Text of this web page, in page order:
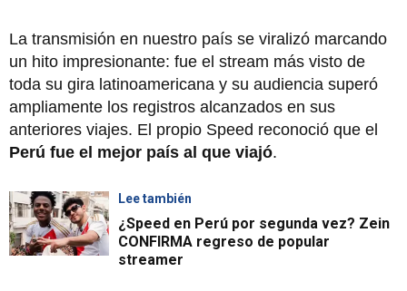
La transmisión en nuestro país se viralizó marcando
un hito impresionante: fue el stream más visto de
toda su gira latinoamericana y su audiencia superó
ampliamente los registros alcanzados en sus
anteriores viajes. El propio Speed reconoció que el
Perú fue el mejor país al que viajó.
Lee también
¿Speed en Perú por segunda vez? Zein
CONFIRMA regreso de popular
streamer